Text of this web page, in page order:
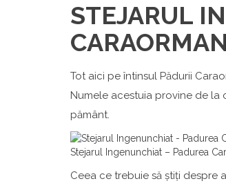
STEJARUL
CARAORMAN
Tot aici pe întinsul Pădurii
Numele acestuia provine de la
pământ.
Stejarul Ingenunchiat – Padurea
Ceea ce trebuie să știți despre